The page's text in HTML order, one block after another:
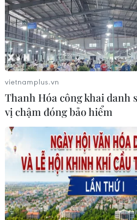
03/08/2026 10:14
Triều Tiên quan ngại các hoạt
quân sự của Mỹ, Nhật Bản và
03/08/2026 08:42
CƠ QUAN CHỦ QUẢN: THÔNG TẤN XÃ VIỆT NAM
Tổng Biên tập: TRẦN TIẾN DUẨN
vietnamplus.vn
Thanh Hóa công khai danh
vị chậm đóng bảo hiểm